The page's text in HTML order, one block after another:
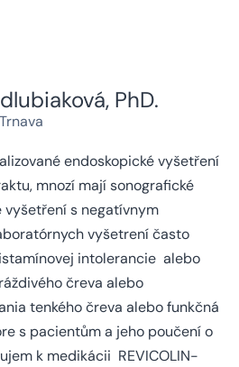
PhD.
endoskopické vyšetření
mnozí mají sonografické
s negatívnym
vyšetrení často
intolerancie alebo
čreva alebo
tenkého čreva alebo funkčná
s pacientům a jeho poučení o
k medikácii REVICOLIN-